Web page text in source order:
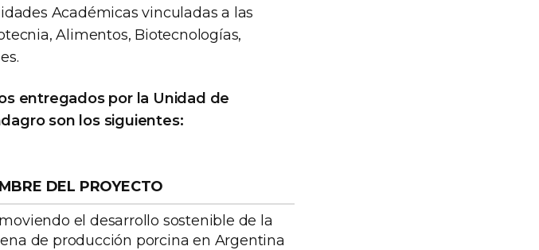
Académicas vinculadas a las
Alimentos, Biotecnologías,
entregados por la Unidad de
son los siguientes:
DEL PROYECTO
el desarrollo sostenible de la
de producción porcina en Argentina